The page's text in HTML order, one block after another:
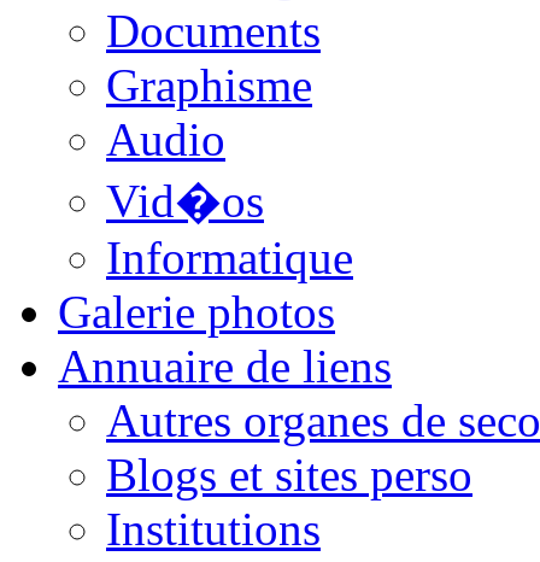
Documents
Graphisme
Audio
Vid�os
Informatique
Galerie photos
Annuaire de liens
Autres organes de
Blogs et sites perso
Institutions